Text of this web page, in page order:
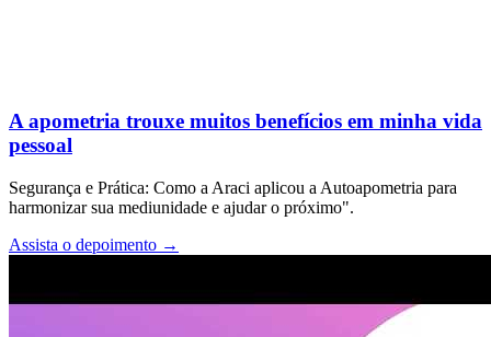
A apometria trouxe muitos benefícios em minha vida
pessoal
Segurança e Prática: Como a Araci aplicou a Autoapometria para
harmonizar sua mediunidade e ajudar o próximo".
Assista o depoimento →